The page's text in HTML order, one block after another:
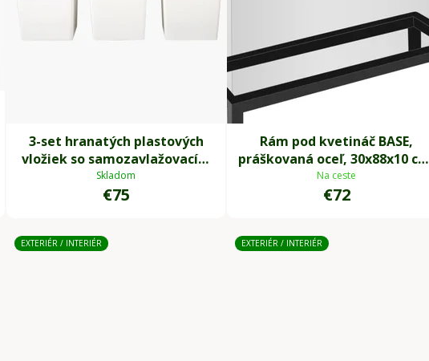
3-set hranatých plastových
vložiek so samozavlažovacím
setom, 32*29*29 cm, biely
Skladom
€75
Rám pod kvetináč BASE,
práškovaná oceľ, 30x88x10 cm,
čierna
Na ceste
€72
EXTERIÉR / INTERIÉR EXTERIÉR / INTERIÉR